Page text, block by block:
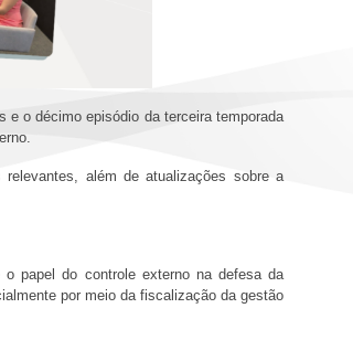
e o décimo episódio da terceira temporada
além de atualizações sobre a
papel do controle externo na defesa da
por meio da fiscalização da gestão